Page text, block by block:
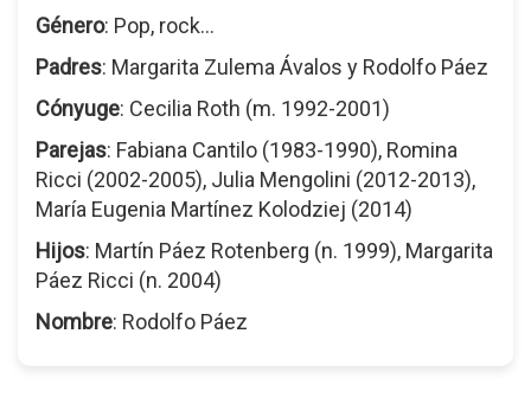
Género: Pop, rock...
Padres: Margarita Zulema Ávalos y Rodolfo Páez
Cónyuge: Cecilia Roth (m. 1992-2001)
Parejas: Fabiana Cantilo (1983-1990), Romina
Ricci (2002-2005), Julia Mengolini (2012-2013),
María Eugenia Martínez Kolodziej (2014)
Hijos: Martín Páez Rotenberg (n. 1999), Margarita
Páez Ricci (n. 2004)
Nombre: Rodolfo Páez